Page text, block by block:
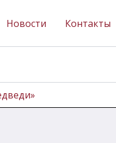
Новости Контакты